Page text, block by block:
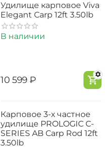
Удилище карповое Viva
Elegant Carp 12ft 3.50lb
В наличии
‍10 599‍ ₽
Карповое 3-х частное
удилище PROLOGIC C-
SERIES AB Carp Rod 12ft
3.50lb